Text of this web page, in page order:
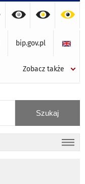
bip.gov.pl
Zobacz także